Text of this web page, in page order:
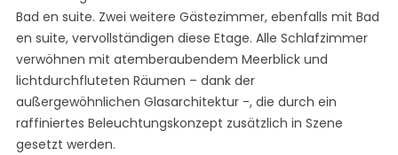
Bad en suite. Zwei weitere Gästezimmer, ebenfalls mit Bad
en suite, vervollständigen diese Etage. Alle Schlafzimmer
verwöhnen mit atemberaubendem Meerblick und
lichtdurchfluteten Räumen – dank der
außergewöhnlichen Glasarchitektur -, die durch ein
raffiniertes Beleuchtungskonzept zusätzlich in Szene
gesetzt werden.